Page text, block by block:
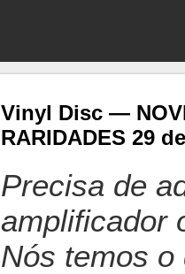
Vinyl Disc —
RARIDADES 29
Precisa de
amplificador
Nós temos o